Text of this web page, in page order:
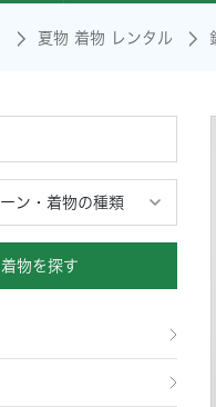
夏物 着物 レンタル
着物を探す